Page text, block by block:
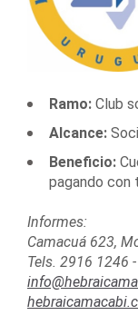
Ramo: Club
Alcance:
Beneficio:
pagando con
Informes:
Camacuá 623,
Tels. 2916 1246